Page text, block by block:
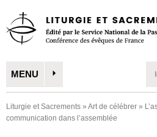
MENU
Liturgie et Sacrements » Art de célébrer »
communication dans l’assemblée